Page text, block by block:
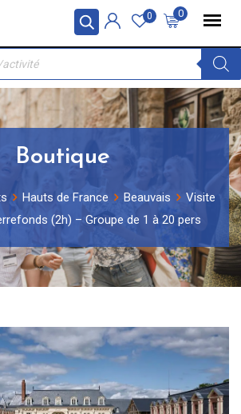
cookies 0
0
Boutique
Hauts de France Beauvais
Visite
(2h) – Groupe de 1 à 20 pers